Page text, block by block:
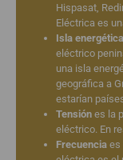
Hispasat,
Eléctrica es
Isla
eléctrico
una isla
geográfica a
estarían
Tensión es la
eléctrico. En
Frecuencia es